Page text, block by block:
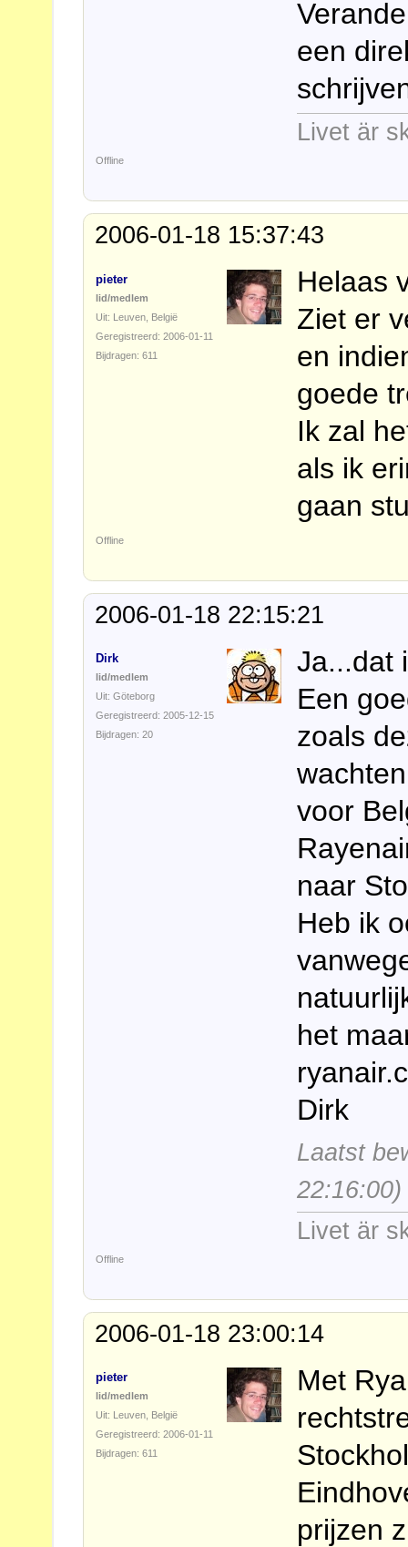
een
Livet är
Offline
2006-01-18 15:37:43
pieter
lid/medlem
Uit: Leuven, België
Geregistreerd: 2006-01-11
Bijdragen: 611
Helaas
Ziet er
en
goede
Ik zal
als ik
gaan
Offline
2006-01-18 22:15:21
Dirk
lid/medlem
Uit: Göteborg
Geregistreerd: 2005-12-15
Bijdragen: 20
Ja...dat
Een
zoals
voor
naar
Heb ik
het
Dirk
Laatst
22:16:00)
Livet är
Offline
2006-01-18 23:00:14
pieter
lid/medlem
Uit: Leuven, België
Geregistreerd: 2006-01-11
Bijdragen: 611
Met
prijzen